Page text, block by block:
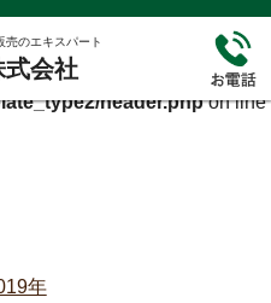
in
public_html/wordp
header.phpon line
売のエキスパート
式会社
年